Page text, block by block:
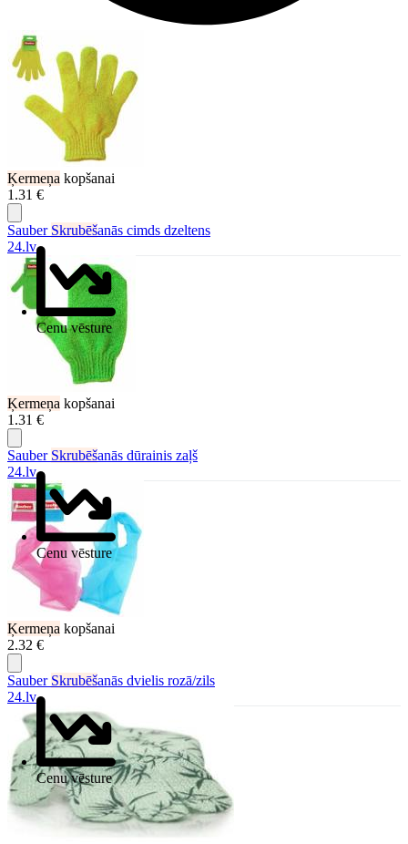
Ķermeņa kopšanai
1.31 €
Cenu vēsture
Sauber Skrubēšanās cimds dzeltens
24.lv
Ķermeņa kopšanai
1.31 €
Cenu vēsture
Sauber Skrubēšanās dūrainis zaļš
24.lv
Ķermeņa kopšanai
2.32 €
Cenu vēsture
Sauber Skrubēšanās dvielis rozā/zils
24.lv